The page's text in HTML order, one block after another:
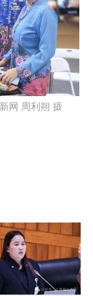
网 周利朔 摄